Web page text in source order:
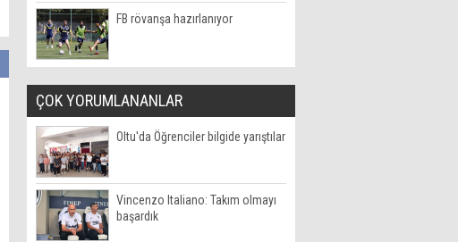
FB rövanşa hazırlanıyor
ÇOK YORUMLANANLAR
Oltu'da Öğrenciler bilgide yarıştılar
Vincenzo Italiano: Takım olmayı
başardık